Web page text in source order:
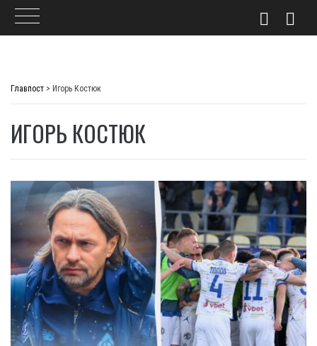
Главпост > Игорь Костюк
ИГОРЬ КОСТЮК